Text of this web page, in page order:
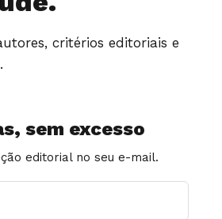
critérios editoriais e
sem excesso
editorial no seu e-mail.